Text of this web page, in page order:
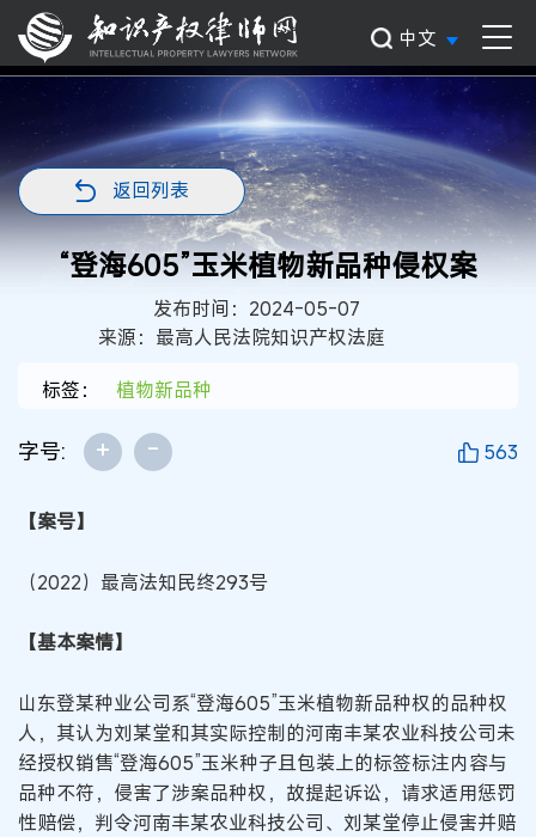
中文
返回列表
“登海605”玉米植物新品种侵权案
发布时间：2024-05-07
来源：最高人民法院知识产权法庭
标签：
植物新品种
字号: + - 563
【案号】
（2022）最高法知民终293号
【基本案情】
山东登某种业公司系“登海605”玉米植物新品种权的品种权
人，其认为刘某堂和其实际控制的河南丰某农业科技公司未
经授权销售“登海605”玉米种子且包装上的标签标注内容与
品种不符，侵害了涉案品种权，故提起诉讼，请求适用惩罚
性赔偿，判令河南丰某农业科技公司、刘某堂停止侵害并赔